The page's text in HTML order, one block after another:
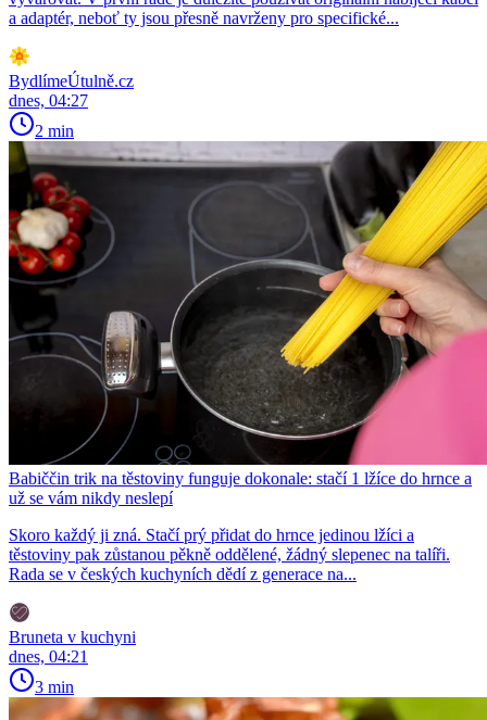
a adaptér, neboť ty jsou přesně navrženy pro specifické...
BydlímeÚtulně.cz
dnes, 04:27
2 min
Babiččin trik na těstoviny funguje dokonale: stačí 1 lžíce do hrnce a
už se vám nikdy neslepí
Skoro každý ji zná. Stačí prý přidat do hrnce jedinou lžíci a
těstoviny pak zůstanou pěkně oddělené, žádný slepenec na talíři.
Rada se v českých kuchyních dědí z generace na...
Bruneta v kuchyni
dnes, 04:21
3 min